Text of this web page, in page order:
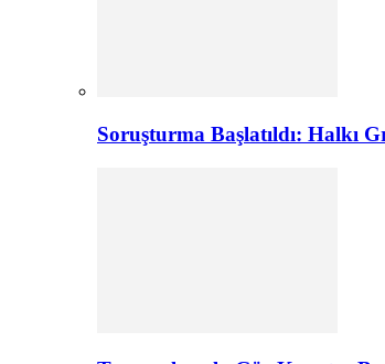
Soruşturma Başlatıldı: Halkı